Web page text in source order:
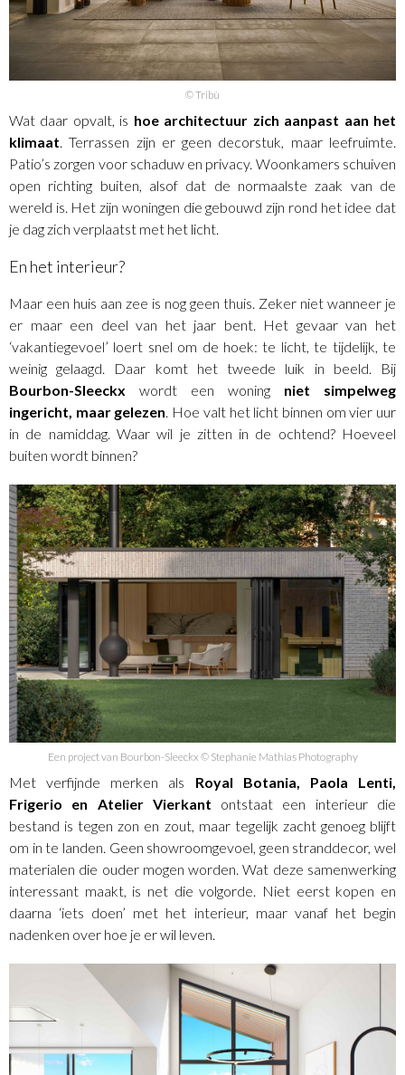
© Tribù
Wat daar opvalt, is hoe architectuur zich aanpast aan het
klimaat. Terrassen zijn er geen decorstuk, maar leefruimte.
Patio’s zorgen voor schaduw en privacy. Woonkamers schuiven
open richting buiten, alsof dat de normaalste zaak van de
wereld is. Het zijn woningen die gebouwd zijn rond het idee dat
je dag zich verplaatst met het licht.
En het interieur?
Maar een huis aan zee is nog geen thuis. Zeker niet wanneer je
er maar een deel van het jaar bent. Het gevaar van het
‘vakantiegevoel’ loert snel om de hoek: te licht, te tijdelijk, te
weinig gelaagd. Daar komt het tweede luik in beeld. Bij
Bourbon-Sleeckx wordt een woning niet simpelweg
ingericht, maar gelezen. Hoe valt het licht binnen om vier uur
in de namiddag. Waar wil je zitten in de ochtend? Hoeveel
buiten wordt binnen?
Een project van Bourbon-Sleeckx © Stephanie Mathias Photography
Met verfijnde merken als Royal Botania, Paola Lenti,
Frigerio en Atelier Vierkant ontstaat een interieur die
bestand is tegen zon en zout, maar tegelijk zacht genoeg blijft
om in te landen. Geen showroomgevoel, geen stranddecor, wel
materialen die ouder mogen worden. Wat deze samenwerking
interessant maakt, is net die volgorde. Niet eerst kopen en
daarna ‘iets doen’ met het interieur, maar vanaf het begin
nadenken over hoe je er wil leven.